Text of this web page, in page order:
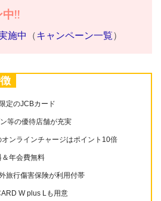
!!
施中 （キャンペーン一覧）
定のJCBカード
等の優待店舗が充実
オンラインチャージはポイント10倍
年会費無料
旅行傷害保険が利用付帯
W plus Lも用意